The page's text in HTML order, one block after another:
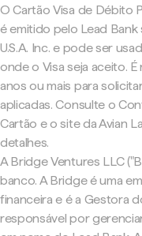
O Cartão Visa de Débito
é emitido pelo Lead Bank
U.S.A. Inc. e pode ser
onde o Visa seja aceito.
anos ou mais para
aplicadas. Consulte o
Cartão e o site da Avian
detalhes.
A Bridge Ventures LLC
banco. A Bridge é uma
financeira e é a Gestora
responsável por